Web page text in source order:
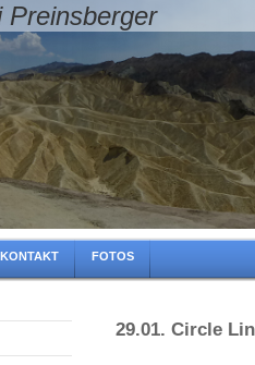
Preinsberger
KONTAKT FOTOS
29.01. Circle